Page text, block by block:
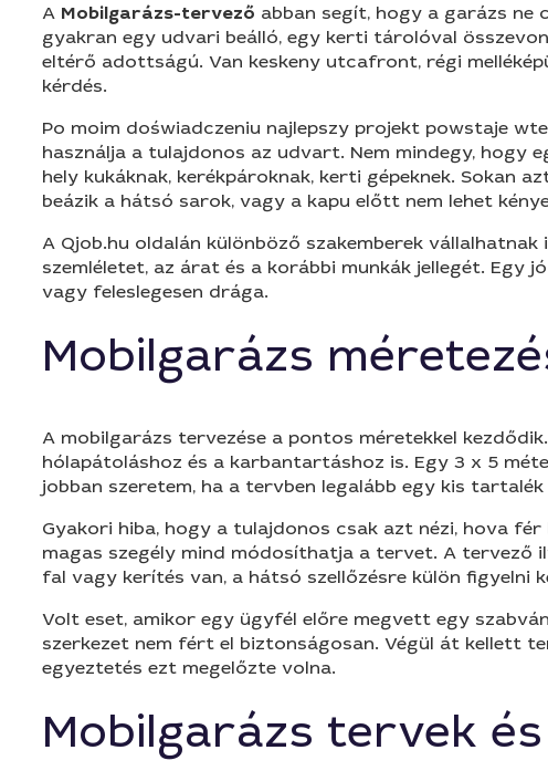
A Mobilgarázs-tervező abban segít, hogy a garázs ne
gyakran egy udvari beálló, egy kerti tárolóval
eltérő adottságú. Van keskeny utcafront, régi
kérdés.
Po moim doświadczeniu najlepszy projekt powstaje
használja a tulajdonos az udvart. Nem mindegy, hogy
hely kukáknak, kerékpároknak, kerti gépeknek. Sokan
beázik a hátsó sarok, vagy a kapu előtt nem lehet
A Qjob.hu oldalán különböző szakemberek
szemléletet, az árat és a korábbi munkák jellegét. Egy
vagy feleslegesen drága.
Mobilgarázs
A mobilgarázs tervezése a pontos méretekkel
hólapátoláshoz és a karbantartáshoz is. Egy 3 x 5
jobban szeretem, ha a tervben legalább egy kis
Gyakori hiba, hogy a tulajdonos csak azt nézi, hova
magas szegély mind módosíthatja a tervet. A tervező
fal vagy kerítés van, a hátsó szellőzésre külön figyelni
Volt eset, amikor egy ügyfél előre megvett egy
szerkezet nem fért el biztonságosan. Végül át kellett
egyeztetés ezt megelőzte volna.
Mobilgarázs tervek